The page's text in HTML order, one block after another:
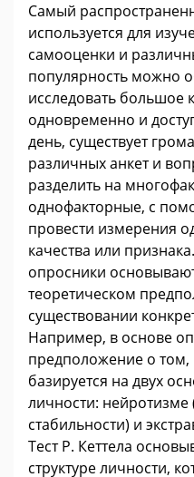
Самый
используется для
самооценки и
популярность можно
исследовать большое
одновременно и
день, существует
различных анкет и
разделить на
однофакторные, с
провести измерения
качества или
опросники
теоретическом
существовании
Например, в основе
предположение о том,
базируется на двух
личности:
стабильности) и
Тест Р. Кеттела
структуре личности,